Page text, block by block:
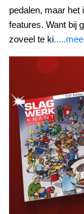
pedalen, maar het
features. Want bij
zoveel te ki